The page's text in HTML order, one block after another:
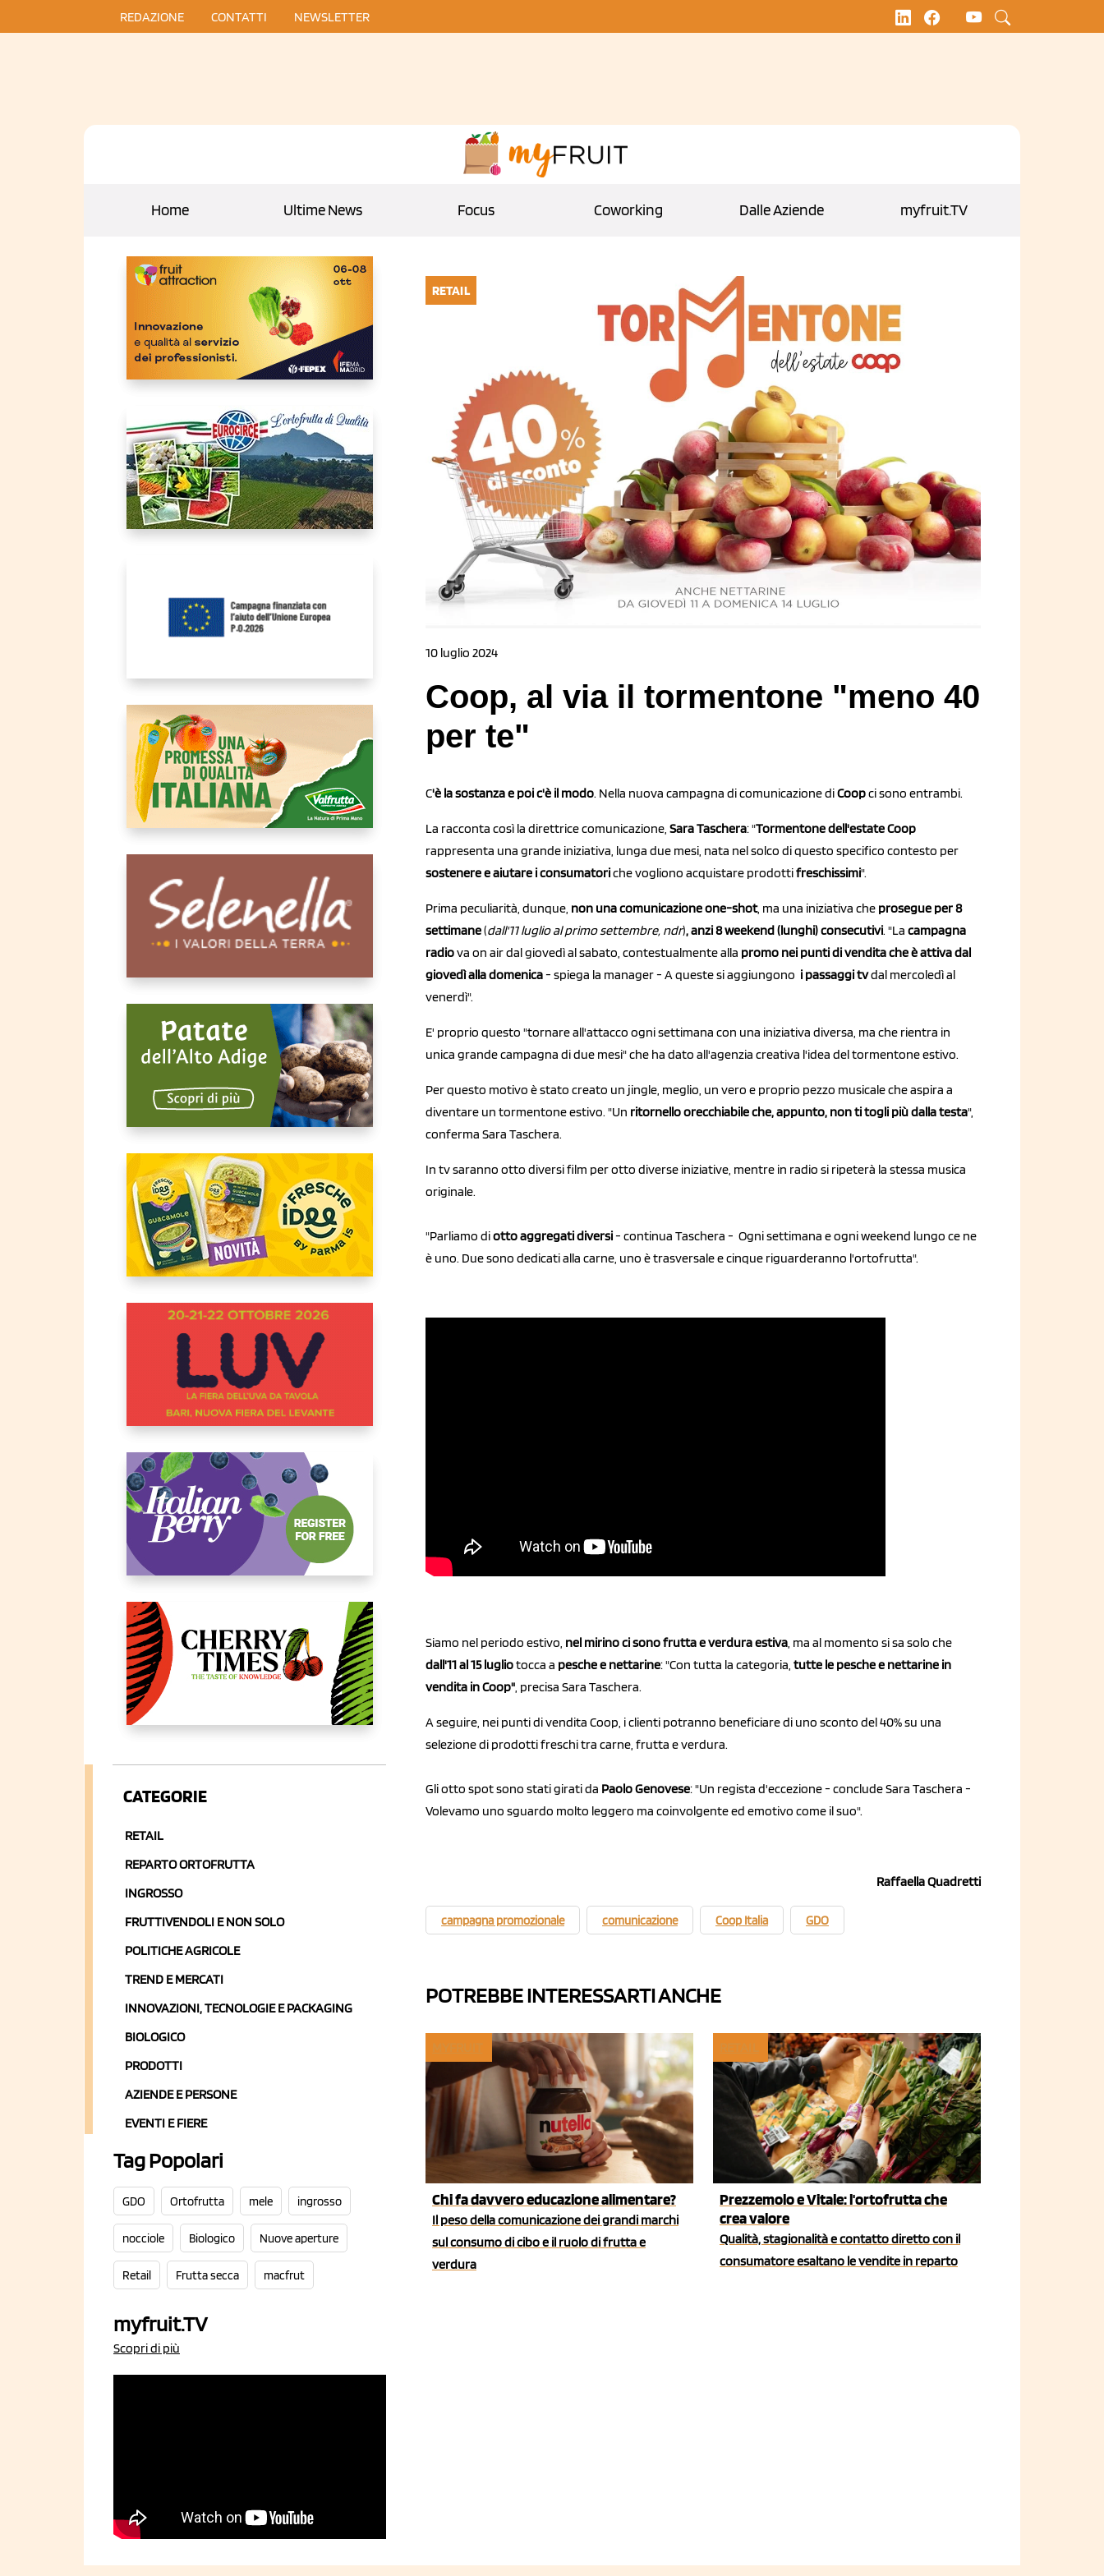
REDAZIONE CONTATTI NEWSLETTER
Home Ultime News Focus Coworking Dalle Aziende myfruit.TV
CATEGORIE
RETAIL
REPARTO ORTOFRUTTA
INGROSSO
FRUTTIVENDOLI E NON SOLO
POLITICHE AGRICOLE
TREND E MERCATI
INNOVAZIONI, TECNOLOGIE E PACKAGING
BIOLOGICO
PRODOTTI
AZIENDE E PERSONE
EVENTI E FIERE
Tag Popolari
GDO Ortofrutta mele ingrosso
nocciole Biologico Nuove aperture
Retail Frutta secca macfrut
myfruit.TV
Scopri di più
RETAIL
10 luglio 2024
Coop, al via il tormentone "meno 40
per te"
C'è la sostanza e poi c'è il modo. Nella nuova campagna di comunicazione diCoopci sono entrambi.
La racconta così la direttrice comunicazione, Sara Taschera: "Tormentone dell'estate Coop
rappresenta una grande iniziativa, lunga due mesi, nata nel solco di questo specifico contesto per
sostenere e aiutare i consumatoriche vogliono acquistare prodottifreschissimi".
Prima peculiarità, dunque, non una comunicazione one-shot, ma una iniziativa che prosegue per 8
settimane(dall'11 luglio al primo settembre, ndr), anzi 8 weekend (lunghi) consecutivi. "La campagna
radiova on air dal giovedì al sabato, contestualmente alla promo nei punti di vendita che è attiva dal
giovedì alla domenica- spiega la manager - A queste si aggiungono i passaggi tvdal mercoledì al
venerdì".
E' proprio questo "tornare all'attacco ogni settimana con una iniziativa diversa, ma che rientra in
unica grande campagna di due mesi" che ha dato all'agenzia creativa l'idea del tormentone estivo.
Per questo motivo è stato creato un jingle, meglio, un vero e proprio pezzo musicale che aspira a
diventare un tormentone estivo. "Un ritornello orecchiabile che, appunto, non ti togli più dalla testa",
conferma Sara Taschera.
In tv saranno otto diversi film per otto diverse iniziative, mentre in radio si ripeterà la stessa musica
originale.
"Parliamo diotto aggregati diversi- continua Taschera - Ogni settimana e ogni weekend lungo ce ne
è uno. Due sono dedicati alla carne, uno è trasversale e cinque riguarderanno l'ortofrutta".
Siamo nel periodo estivo, nel mirino ci sono frutta e verdura estiva, ma al momento si sa solo che
dall'11 al 15 lugliotocca a pesche e nettarine: "Con tutta la categoria, tutte le pesche e nettarine in
vendita in Coop", precisa Sara Taschera.
A seguire, nei punti di vendita Coop, i clienti potranno beneficiare di uno sconto del 40% su una
selezione di prodotti freschi tra carne, frutta e verdura.
Gli otto spot sono stati girati da Paolo Genovese: "Un regista d'eccezione - conclude Sara Taschera -
Volevamo uno sguardo molto leggero ma coinvolgente ed emotivo come il suo".
Raffaella Quadretti
campagna promozionale comunicazione Coop Italia GDO
POTREBBE INTERESSARTI ANCHE
Chi fa davvero educazione alimentare?
Il peso della comunicazione dei grandi marchi
sul consumo di cibo e il ruolo di frutta e
verdura
Prezzemolo e Vitale: l'ortofrutta che
crea valore
Qualità, stagionalità e contatto diretto con il
consumatore esaltano le vendite in reparto